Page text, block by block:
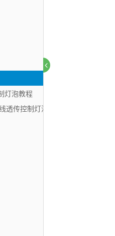
灯泡教程
透传控制灯泡教程